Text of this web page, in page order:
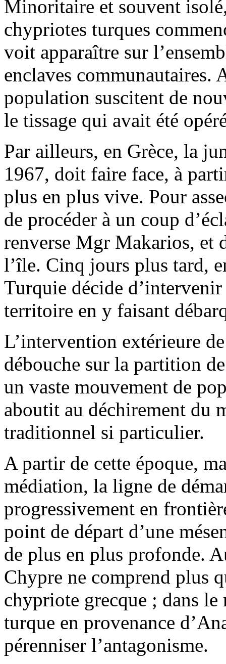
Minoritaire et souvent
chypriotes turques
voit apparaître sur
enclaves communautaires.
population suscitent de
le tissage qui avait été
Par ailleurs, en Grèce, la
1967, doit faire face, à
plus en plus vive. Pour
de procéder à un coup
renverse Mgr Makarios, et
l’île. Cinq jours plus tard,
Turquie décide
territoire en y faisant
L’intervention extérieure
débouche sur la partition
un vaste mouvement de
aboutit au déchirement du
traditionnel si particulier.
A partir de cette époque,
médiation, la ligne de
progressivement en
point de départ d’une
de plus en plus profonde.
Chypre ne comprend plus
chypriote grecque ; dans
turque en provenance
pérenniser l’antagonisme.